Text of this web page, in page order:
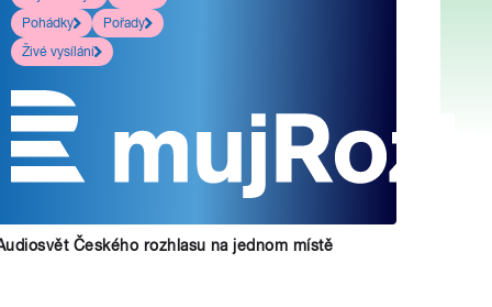
Pohádky
Pořady
Živé vysílání
Českého rozhlasu na jednom místě